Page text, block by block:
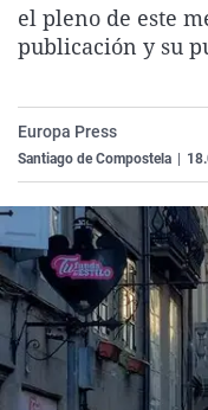
el pleno de este
publicación y su
Europa Press
Santiago de Compostela